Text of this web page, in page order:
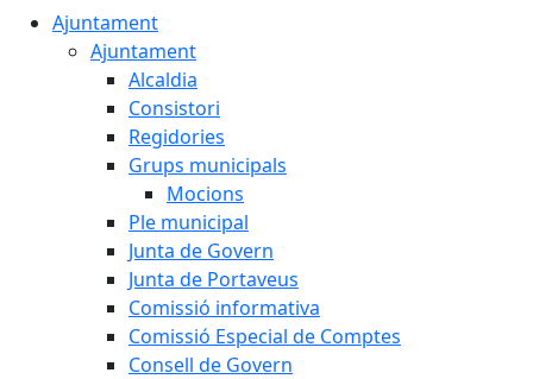
Ajuntament
Ajuntament
Alcaldia
Consistori
Regidories
Grups municipals
Mocions
Ple municipal
Junta de Govern
Junta de Portaveus
Comissió informativa
Comissió Especial de Comptes
Consell de Govern